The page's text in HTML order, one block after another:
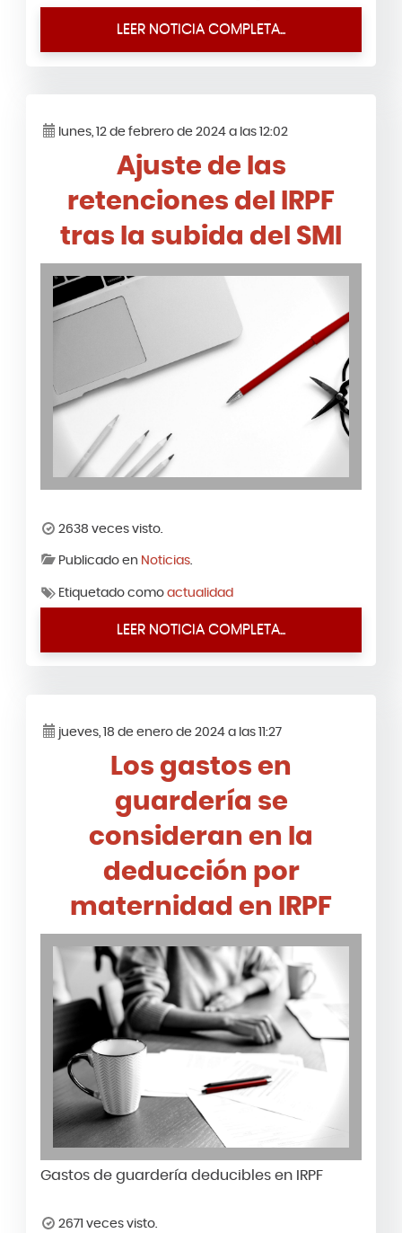
LEER NOTICIA COMPLETA...
lunes, 12 de febrero de 2024 a las 12:02
Ajuste de las
retenciones del IRPF
tras la subida del SMI
2638 veces visto.
Publicado en Noticias.
Etiquetado como actualidad
LEER NOTICIA COMPLETA...
jueves, 18 de enero de 2024 a las 11:27
Los gastos en
guardería se
consideran en la
deducción por
maternidad en IRPF
Gastos de guardería deducibles en IRPF
2671 veces visto.